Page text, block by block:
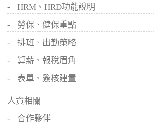
HRM、HRD功能說明
勞保、健保重點
排班、出勤策略
算薪、報稅眉角
表單、簽核建置
人資相關
合作夥伴